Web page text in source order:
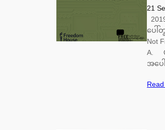
21
ပေါ်
Not
A.
အပေ